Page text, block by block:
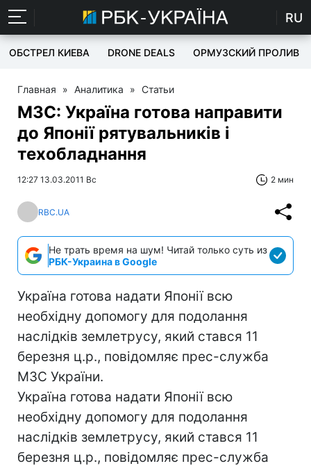
RU
ОБСТРЕЛ КИЕВА DRONE DEALS ОРМУЗСКИЙ ПРОЛИВ
Главная » Аналитика » Статьи
МЗС: Україна готова направити
до Японії рятувальників і
техобладнання
12:27 13.03.2011 Вс 2 мин
RBC.UA
Не трать время на шум! Читай только суть из
РБК-Украина в Google
Україна готова надати Японії всю
необхідну допомогу для подолання
наслідків землетрусу, який стався 11
березня ц.р., повідомляє прес-служба
МЗС України.
Україна готова надати Японії всю
необхідну допомогу для подолання
наслідків землетрусу, який стався 11
березня ц.р., повідомляє прес-служба